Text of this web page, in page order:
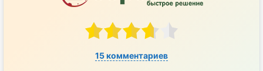
15 комментариев